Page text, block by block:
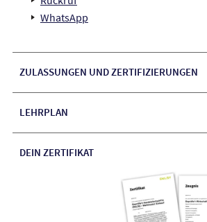
WhatsApp
ZULASSUNGEN UND ZERTIFIZIERUNGEN
LEHRPLAN
DEIN ZERTIFIKAT